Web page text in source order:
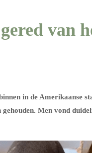
van
in de Amerikaanse
Men vond